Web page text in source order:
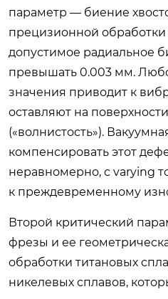
параметр — биение
прецизионной
допустимое радиальное
превышать 0.003 мм.
значения приводит к
оставляют на
(«волнистость»).
компенсировать этот
неравномерно, с varying
к преждевременному
Второй критический
фрезы и ее
обработки титановых
никелевых сплавов,